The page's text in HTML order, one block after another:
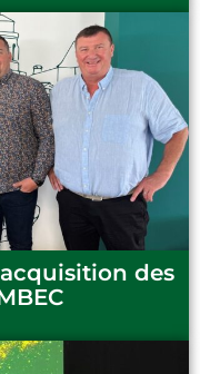
des